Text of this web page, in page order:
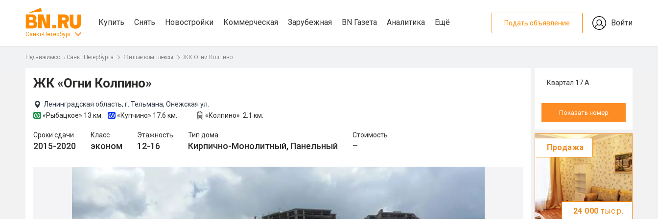
Санкт-Петербург
Купить Снять Новостройки Коммерческая Зарубежная BN Газета Аналитика Ещё Подать объявление Войти
Недвижимость Санкт-Петербурга Жилые комплексы ЖК Огни Колпино
ЖК «Огни Колпино»
Ленинградская область, г. Тельмана, Онежская ул.
«Рыбацкое» 13 км. «Купчино» 17.6 км. «Колпино» 2.1 км.
Сроки сдачи
2015-2020
Класс
эконом
Этажность
12-16
Тип дома
Кирпично-Монолитный, Панельный
Стоимость
–
Квартал 17 А
Показать номер
Продажа
24 000 тыс.р.